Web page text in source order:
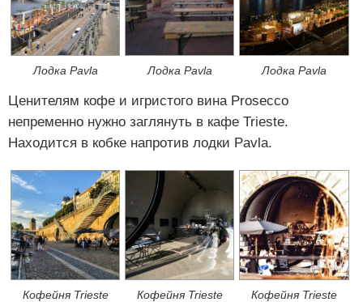
Лодка Pavla Лодка Pavla Лодка Pavla
Ценителям кофе и игристого вина Prosecco
непременно нужно заглянуть в кафе Trieste.
Находится в кобке напротив лодки Pavla.
Кофейня Trieste Кофейня Trieste Кофейня Trieste